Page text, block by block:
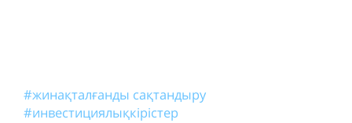
#жинақталғанды сақтандыру
#инвестициялықкірістер